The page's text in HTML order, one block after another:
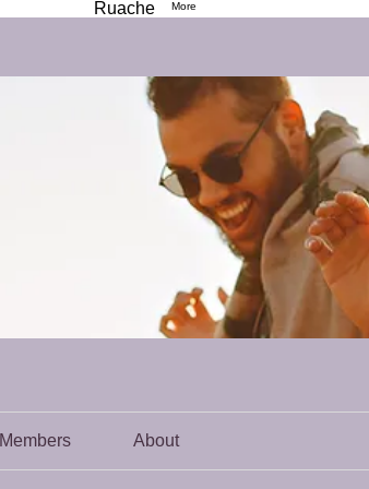
Ruache More
Cart
Members About